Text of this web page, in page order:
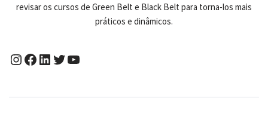
revisar os cursos de Green Belt e Black Belt para torna-los mais
práticos e dinâmicos.